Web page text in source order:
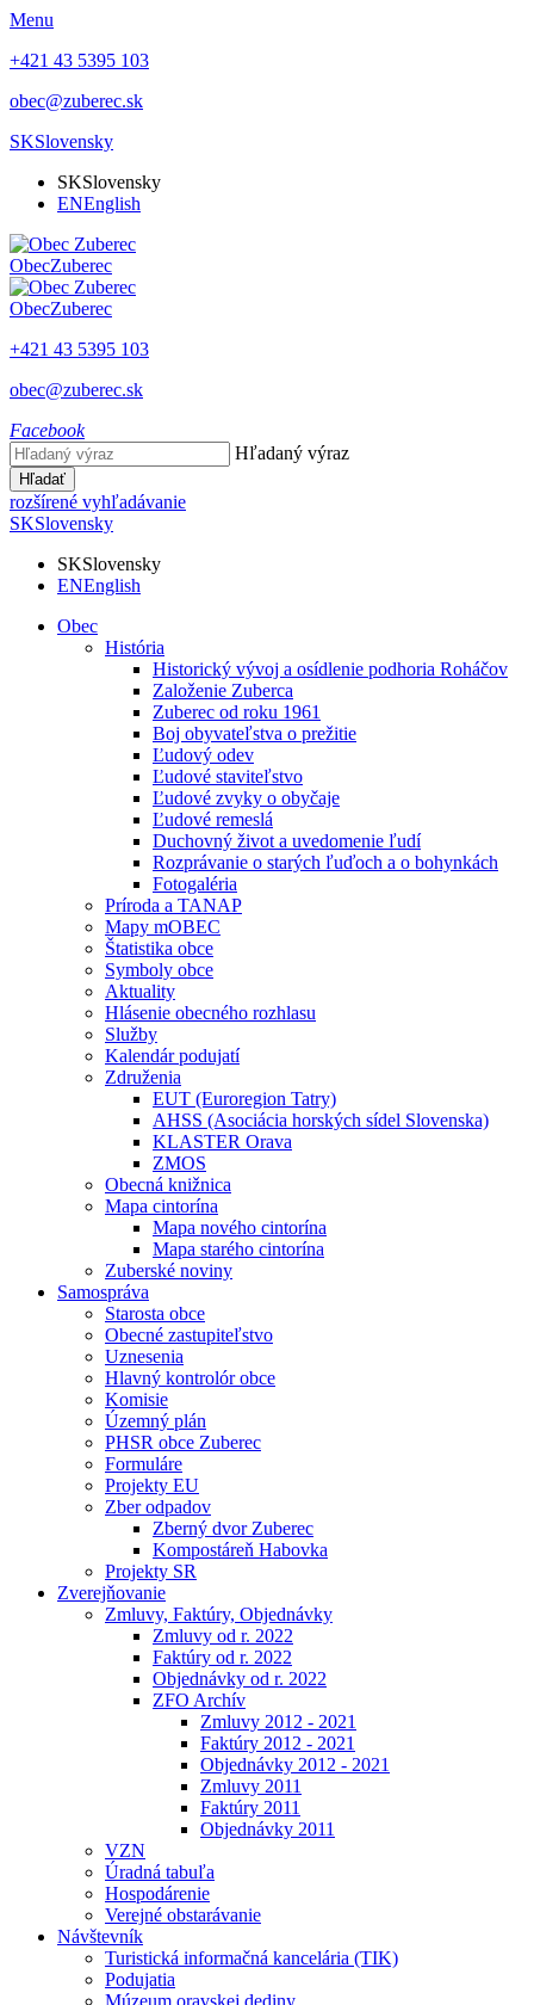
Menu
+421 43 5395 103
obec@zuberec.sk
SKSlovensky
SKSlovensky
ENEnglish
ObecZuberec
ObecZuberec
+421 43 5395 103
obec@zuberec.sk
Facebook
Hľadaný výraz
Hľadať
rozšírené vyhľadávanie
SKSlovensky
SKSlovensky
ENEnglish
Obec
História
Historický vývoj a osídlenie podhoria Roháčov
Založenie Zuberca
Zuberec od roku 1961
Boj obyvateľstva o prežitie
Ľudový odev
Ľudové staviteľstvo
Ľudové zvyky o obyčaje
Ľudové remeslá
Duchovný život a uvedomenie ľudí
Rozprávanie o starých ľuďoch a o bohynkách
Fotogaléria
Príroda a TANAP
Mapy mOBEC
Štatistika obce
Symboly obce
Aktuality
Hlásenie obecného rozhlasu
Služby
Kalendár podujatí
Združenia
EUT (Euroregion Tatry)
AHSS (Asociácia horských sídel Slovenska)
KLASTER Orava
ZMOS
Obecná knižnica
Mapa cintorína
Mapa nového cintorína
Mapa starého cintorína
Zuberské noviny
Samospráva
Starosta obce
Obecné zastupiteľstvo
Uznesenia
Hlavný kontrolór obce
Komisie
Územný plán
PHSR obce Zuberec
Formuláre
Projekty EU
Zber odpadov
Zberný dvor Zuberec
Kompostáreň Habovka
Projekty SR
Zverejňovanie
Zmluvy, Faktúry, Objednávky
Zmluvy od r. 2022
Faktúry od r. 2022
Objednávky od r. 2022
ZFO Archív
Zmluvy 2012 - 2021
Faktúry 2012 - 2021
Objednávky 2012 - 2021
Zmluvy 2011
Faktúry 2011
Objednávky 2011
VZN
Úradná tabuľa
Hospodárenie
Verejné obstarávanie
Návštevník
Turistická informačná kancelária (TIK)
Podujatia
Múzeum oravskej dediny